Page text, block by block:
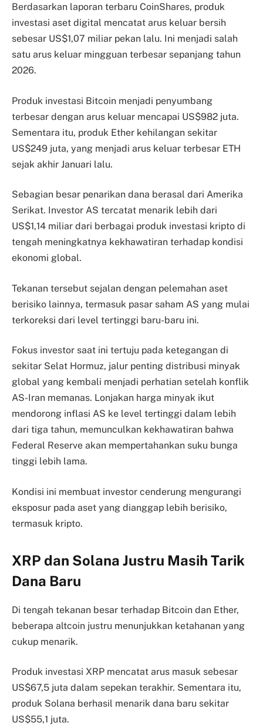
Berdasarkan laporan terbaru CoinShares, produk
investasi aset digital mencatat arus keluar bersih
sebesar US$1,07 miliar pekan lalu. Ini menjadi salah
satu arus keluar mingguan terbesar sepanjang tahun
2026.
Produk investasi Bitcoin menjadi penyumbang
terbesar dengan arus keluar mencapai US$982 juta.
Sementara itu, produk Ether kehilangan sekitar
US$249 juta, yang menjadi arus keluar terbesar ETH
sejak akhir Januari lalu.
Sebagian besar penarikan dana berasal dari Amerika
Serikat. Investor AS tercatat menarik lebih dari
US$1,14 miliar dari berbagai produk investasi kripto di
tengah meningkatnya kekhawatiran terhadap kondisi
ekonomi global.
Tekanan tersebut sejalan dengan pelemahan aset
berisiko lainnya, termasuk pasar saham AS yang mulai
terkoreksi dari level tertinggi baru-baru ini.
Fokus investor saat ini tertuju pada ketegangan di
sekitar Selat Hormuz, jalur penting distribusi minyak
global yang kembali menjadi perhatian setelah konflik
AS-Iran memanas. Lonjakan harga minyak ikut
mendorong inflasi AS ke level tertinggi dalam lebih
dari tiga tahun, memunculkan kekhawatiran bahwa
Federal Reserve akan mempertahankan suku bunga
tinggi lebih lama.
Kondisi ini membuat investor cenderung mengurangi
eksposur pada aset yang dianggap lebih berisiko,
termasuk kripto.
XRP dan Solana Justru Masih Tarik
Dana Baru
Di tengah tekanan besar terhadap Bitcoin dan Ether,
beberapa altcoin justru menunjukkan ketahanan yang
cukup menarik.
Produk investasi XRP mencatat arus masuk sebesar
US$67,5 juta dalam sepekan terakhir. Sementara itu,
produk Solana berhasil menarik dana baru sekitar
US$55,1 juta.